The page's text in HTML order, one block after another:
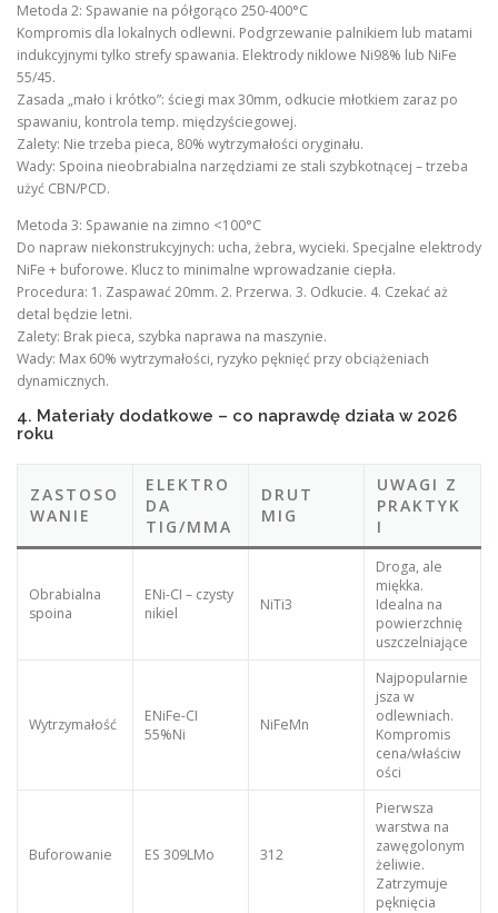
Metoda 2: Spawanie na półgorąco 250-400°C
Kompromis dla lokalnych odlewni. Podgrzewanie palnikiem lub matami
indukcyjnymi tylko strefy spawania. Elektrody niklowe Ni98% lub NiFe
55/45.
Zasada „mało i krótko”: ściegi max 30mm, odkucie młotkiem zaraz po
spawaniu, kontrola temp. międzyściegowej.
Zalety: Nie trzeba pieca, 80% wytrzymałości oryginału.
Wady: Spoina nieobrabialna narzędziami ze stali szybkotnącej – trzeba
użyć CBN/PCD.
Metoda 3: Spawanie na zimno <100°C
Do napraw niekonstrukcyjnych: ucha, żebra, wycieki. Specjalne elektrody
NiFe + buforowe. Klucz to minimalne wprowadzanie ciepła.
Procedura: 1. Zaspawać 20mm. 2. Przerwa. 3. Odkucie. 4. Czekać aż
detal będzie letni.
Zalety: Brak pieca, szybka naprawa na maszynie.
Wady: Max 60% wytrzymałości, ryzyko pęknięć przy obciążeniach
dynamicznych.
4. Materiały dodatkowe – co naprawdę działa w 2026
roku
ZASTOSO
WANIE
ELEKTRO
DA
TIG/MMA
DRUT
MIG
UWAGI Z
PRAKTYK
I
Obrabialna
spoina
ENi-CI – czysty
nikiel
NiTi3
Droga, ale
miękka.
Idealna na
powierzchnię
uszczelniające
Wytrzymałość
ENiFe-CI
55%Ni
NiFeMn
Najpopularnie
jsza w
odlewniach.
Kompromis
cena/właściw
ości
Buforowanie ES 309LMo 312
Pierwsza
warstwa na
zawęgolonym
żeliwie.
Zatrzymuje
pęknięcia